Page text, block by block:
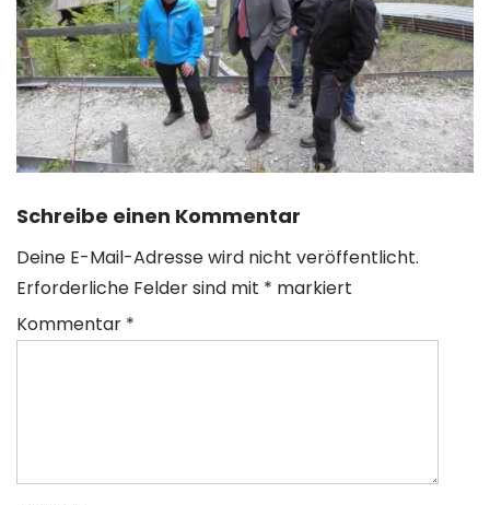
Schreibe einen Kommentar
Deine E-Mail-Adresse wird nicht veröffentlicht.
Erforderliche Felder sind mit * markiert
Kommentar *